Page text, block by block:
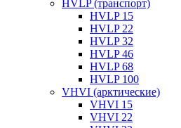
HVLP (транспорт)
HVLP 15
HVLP 22
HVLP 32
HVLP 46
HVLP 68
HVLP 100
VHVI (арктические)
VHVI 15
VHVI 22